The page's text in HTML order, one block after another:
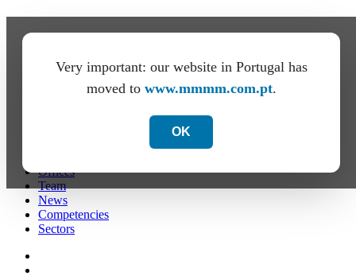
Very important: our website in Portugal has
moved to www.mmmm.com.pt.
OK
Offices
Team
News
Competencies
Sectors